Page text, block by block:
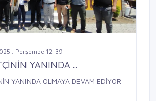
, Perşembe 12:39
YANINDA ...
YANINDA OLMAYA DEVAM EDİYOR